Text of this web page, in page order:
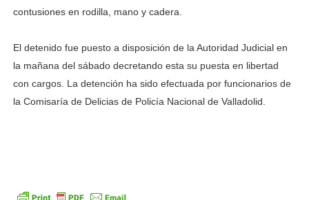
contusiones en rodilla, mano y cadera.
El detenido fue puesto a disposición de la Autoridad Judicial en
la mañana del sábado decretando esta su puesta en libertad
con cargos. La detención ha sido efectuada por funcionarios de
la Comisaría de Delicias de Policía Nacional de Valladolid.